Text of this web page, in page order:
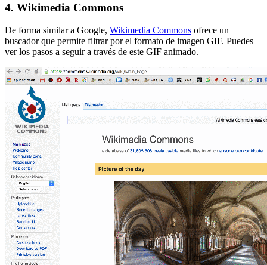
4. Wikimedia Commons
De forma similar a Google, Wikimedia Commons ofrece un
buscador que permite filtrar por el formato de imagen GIF. Puedes
ver los pasos a seguir a través de este GIF animado.